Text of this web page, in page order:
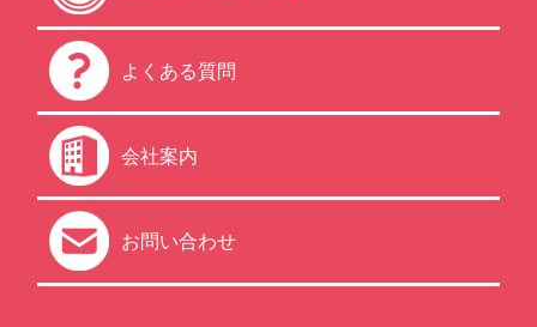
よくある質問
会社案内
お問い合わせ